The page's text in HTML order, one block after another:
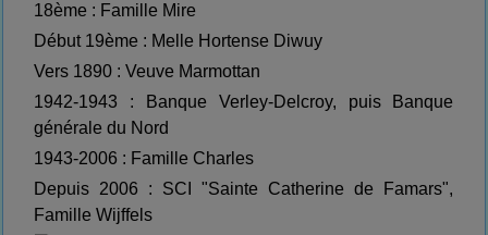
18ème : Famille Mire
Début 19ème : Melle Hortense Diwuy
Vers 1890 : Veuve Marmottan
1942-1943 : Banque Verley-Delcroy, puis Banque
générale du Nord
1943-2006 : Famille Charles
Depuis 2006 : SCI "Sainte Catherine de Famars",
Famille Wijffels